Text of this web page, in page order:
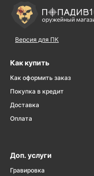
Версия для ПК
Как купить
Как оформить заказ
Покупка в кредит
Доставка
Оплата
Доп. услуги
Гравировка